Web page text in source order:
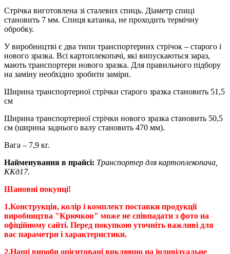
Стрічка виготовлена зі сталевих спиць. Діаметр спиці
становить 7 мм. Спиця катанка, не проходить термічну
обробку.
У виробництві є два типи транспортерних стрічок – старого і
нового зразка. Всі картоплекопачі, які випускаються зараз,
мають транспортери нового зразка. Для правильного підбору
на заміну необхідно зробити заміри.
Ширина транспортерної стрічки старого зразка становить 51,5
см
Ширина транспортерної стрічки нового зразка становить 50,5
см (ширина заднього валу становить 470 мм).
Вага – 7,9 кг.
Найменування в прайсі: Транспортер для картоплекопача,
ККд17.
Шановні покупці!
1.Конструкція, колір і комплект поставки продукції
виробництва "Крючков" може не співпадати з фото на
офіційному сайті. Перед покупкою уточніть важливі для
вас параметри і характеристики.
2.Наші вироби орієнтовані виключно на індивідуальне